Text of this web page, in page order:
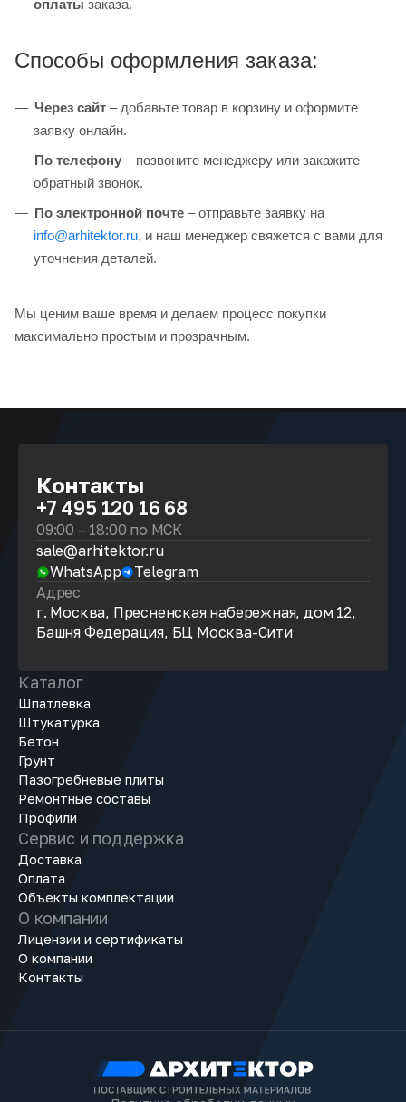
оплаты заказа.
Способы оформления заказа:
Через сайт – добавьте товар в корзину и оформите
заявку онлайн.
По телефону – позвоните менеджеру или закажите
обратный звонок.
По электронной почте – отправьте заявку на
info@arhitektor.ru, и наш менеджер свяжется с вами для
уточнения деталей.
Мы ценим ваше время и делаем процесс покупки
максимально простым и прозрачным.
Контакты
+7 495 120 16 68
09:00 – 18:00 по МСК
sale@arhitektor.ru
WhatsApp
Telegram
Адрес
г. Москва, Пресненская набережная, дом 12,
Башня Федерация, БЦ Москва-Сити
Каталог
Шпатлевка
Штукатурка
Бетон
Грунт
Пазогребневые плиты
Ремонтные составы
Профили
Сервис и поддержка
Доставка
Оплата
Объекты комплектации
О компании
Лицензии и сертификаты
О компании
Контакты